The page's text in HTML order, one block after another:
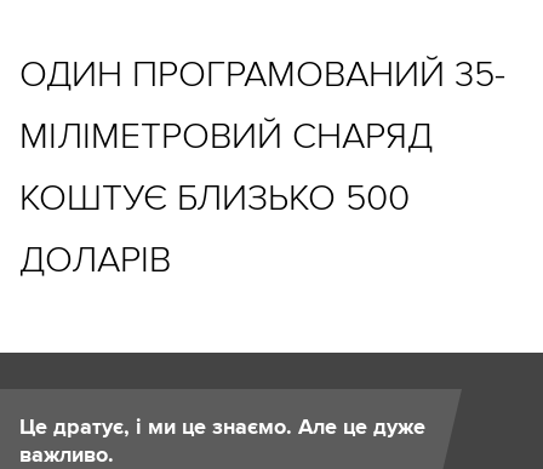
ОДИН ПРОГРАМОВАНИЙ 35-
МІЛІМЕТРОВИЙ СНАРЯД
КОШТУЄ БЛИЗЬКО 500
ДОЛАРІВ
Це дратує, і ми це знаємо. Але це дуже
важливо.